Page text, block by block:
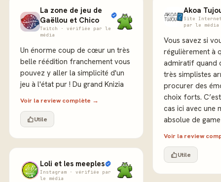
La zone de jeu de
Gaëllou et Chico
Twitch · vérifiée par le
média
Un énorme coup de cœur un très
belle réédition franchement vous
pouvez y aller la simplicité d'un
jeu à l'état pur ! Du grand Knizia
Voir la review complète →
Utile
Loli et les meeples
Instagram · vérifiée par
le média
Akoa
Site
par le média
Vous savez si
régulièrement à
admiratif quand
très simplistes
procurer des
choix forts.
cas ici avec une
absolue de
Voir la review
Utile